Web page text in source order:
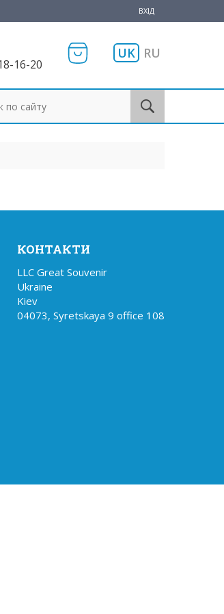
ВХІД
UK RU
16-20
КОНТАКТИ
LLC Great Souvenir
Ukraine
Kiev
04073, Syretskaya 9 office 108